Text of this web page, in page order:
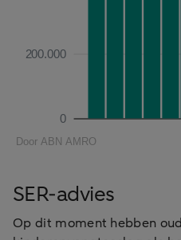
SER-advies
Op dit moment hebben